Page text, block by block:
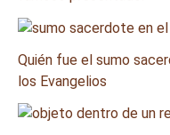
Quién fue el sumo
los Evangelios